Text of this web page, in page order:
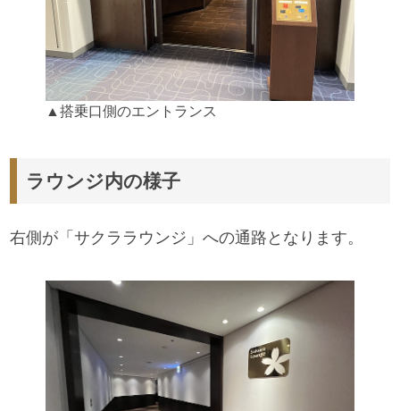
▲搭乗口側のエントランス
ラウンジ内の様子
右側が「サクララウンジ」への通路となります。